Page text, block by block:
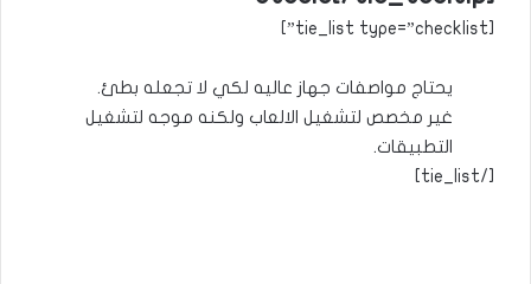
[tie_list type=”checklist”]
يحتاج مواصفات جهاز عاليه لكي لا تجعله بطئ.
غير مخصص لتشغيل الالعاب ولكنه موجه لتشغيل
التطبيقات.
[/tie_list]